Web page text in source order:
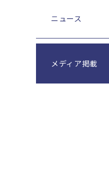
ニュース
メディア掲載